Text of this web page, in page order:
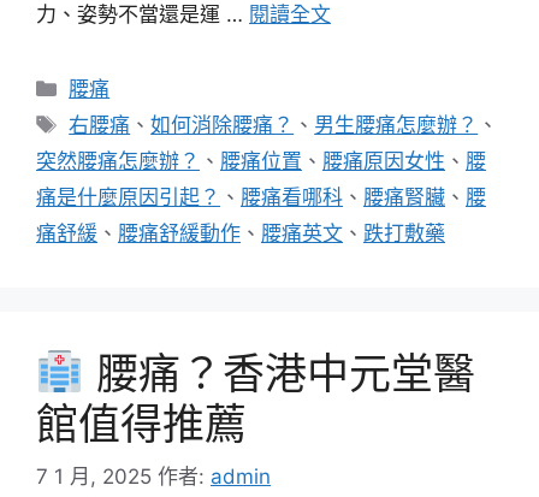
力、姿勢不當還是運 … 閱讀全文
分
類
腰痛
標
籤
右腰痛 、如何消除腰痛？ 、 男生腰痛怎麼辦？ 、
突然腰痛怎麼辦？ 、 腰痛位置 、 腰痛原因女性 、 腰
痛是什麼原因引起？ 、 腰痛看哪科 、 腰痛腎臟 、 腰
痛舒緩 、 腰痛舒緩動作 、 腰痛英文 、 跌打敷藥
腰痛？香港中元堂醫
館值得推薦
7 1 月, 2025 作者: admin